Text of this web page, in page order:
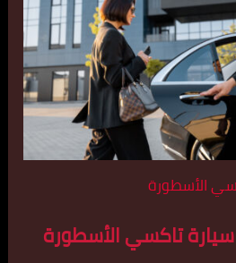
الأسطورة
تاكسي الأسطورة